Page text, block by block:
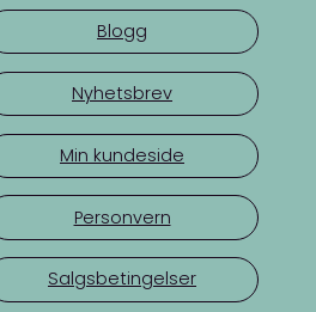
Blogg
Nyhetsbrev
Min kundeside
Personvern
Salgsbetingelser